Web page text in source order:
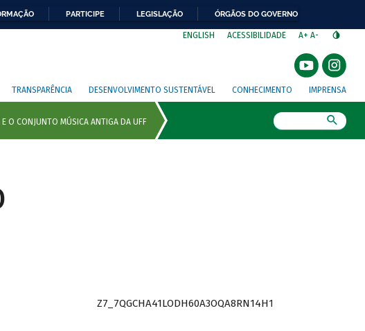
PARTICIPE LEGISLAÇÃO ÓRGÃOS DO GOVERNO
ENGLISH ACESSIBILIDADE A+ A-
TRANSPARÊNCIA DESENVOLVIMENTO SUSTENTÁVEL CONHECIMENTO IMPRENSA
Z7_7QGCHA41LODH60A3OQA8RN14H1